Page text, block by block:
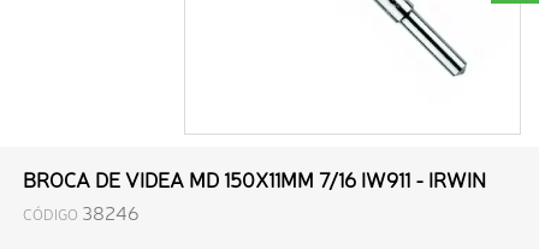
BROCA DE VIDEA MD 150X11MM 7/16 IW911 - IRWIN
CÓDIGO 38246